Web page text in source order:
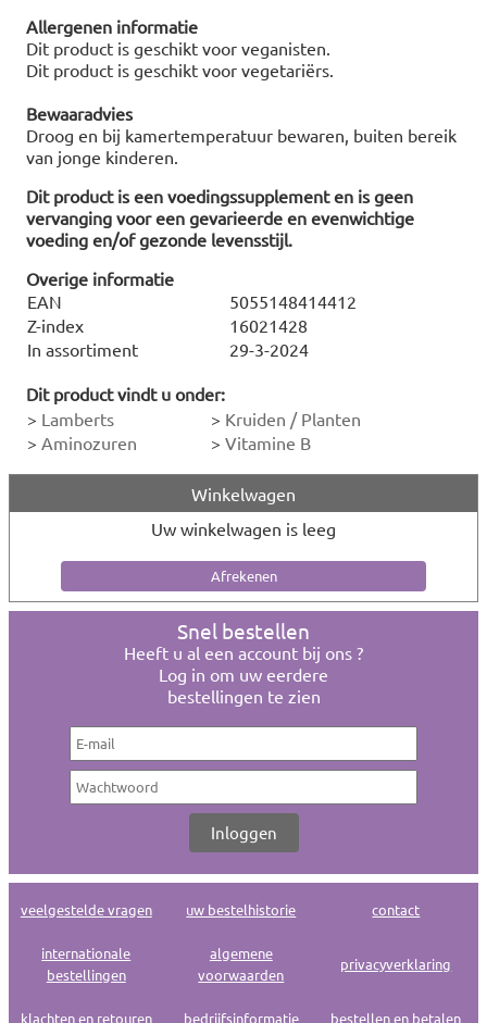
Allergenen informatie
Dit product is geschikt voor veganisten.
Dit product is geschikt voor vegetariërs.
Bewaaradvies
Droog en bij kamertemperatuur bewaren, buiten bereik
van jonge kinderen.
Dit product is een voedingssupplement en is geen
vervanging voor een gevarieerde en evenwichtige
voeding en/of gezonde levensstijl.
Overige informatie
EAN
5055148414412
Z-index
16021428
In assortiment
29-3-2024
Dit product vindt u onder:
> Lamberts > Kruiden / Planten
> Aminozuren > Vitamine B
Winkelwagen
Uw winkelwagen is leeg
Snel bestellen
Heeft u al een account bij ons ?
Log in om uw eerdere
bestellingen te zien
veelgestelde vragen uw bestelhistorie contact
internationale
bestellingen
algemene
voorwaarden
privacyverklaring
klachten en retouren bedrijfsinformatie bestellen en betalen